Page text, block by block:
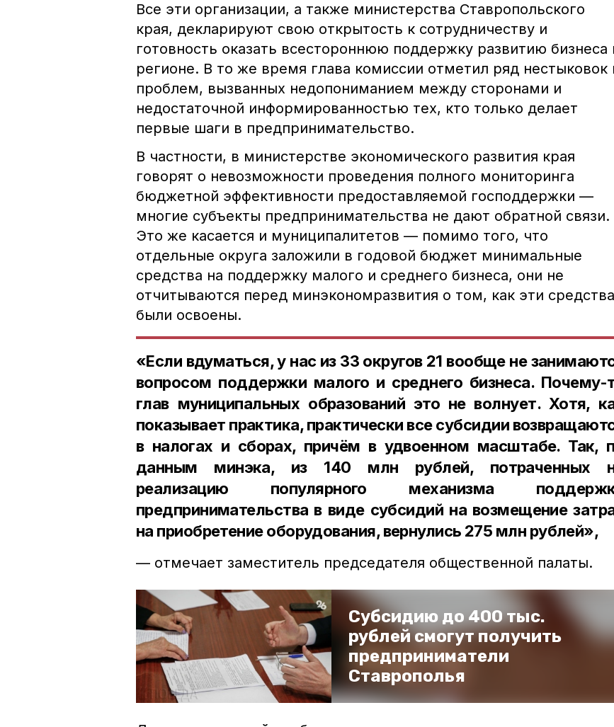
Все эти организации, а также министерства Ставропольского
края, декларируют свою открытость к сотрудничеству и
готовность оказать всестороннюю поддержку развитию бизнеса
регионе. В то же время глава комиссии отметил ряд нестыковок
проблем, вызванных недопониманием между сторонами и
недостаточной информированностью тех, кто только делает
первые шаги в предпринимательство.
В частности, в министерстве экономического развития края
говорят о невозможности проведения полного мониторинга
бюджетной эффективности предоставляемой господдержки —
многие субъекты предпринимательства не дают обратной связи.
Это же касается и муниципалитетов — помимо того, что
отдельные округа заложили в годовой бюджет минимальные
средства на поддержку малого и среднего бизнеса, они не
отчитываются перед минэкономразвития о том, как эти средства
были освоены.
«Если вдуматься, у нас из 33 округов 21 вообще не
вопросом поддержки малого и среднего бизнеса. Почему-
глав муниципальных образований это не волнует. Хотя,
показывает практика, практически все субсидии
в налогах и сборах, причём в удвоенном масштабе. Так,
данным минэка, из 140 млн рублей, потраченных
реализацию популярного механизма
предпринимательства в виде субсидий на возмещение
на приобретение оборудования, вернулись 275 млн рублей»,
— отмечает заместитель председателя общественной палаты.
Субсидию до 400 тыс.
рублей cмогут получить
предприниматели
Ставрополья